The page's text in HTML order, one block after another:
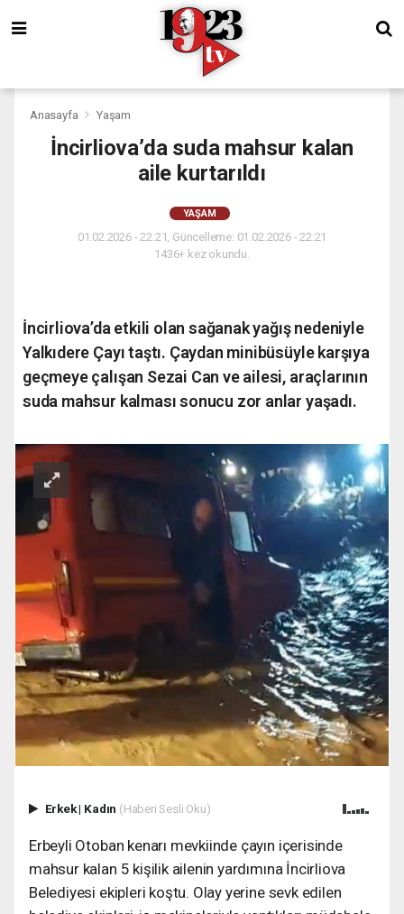
Anasayfa Yaşam
İncirliova’da suda mahsur kalan
aile kurtarıldı
YAŞAM
01.02.2026 - 22:21, Güncelleme: 01.02.2026 - 22:21
1436+ kez okundu.
İncirliova’da etkili olan sağanak yağış nedeniyle
Yalkıdere Çayı taştı. Çaydan minibüsüyle karşıya
geçmeye çalışan Sezai Can ve ailesi, araçlarının
suda mahsur kalması sonucu zor anlar yaşadı.
Erkek| Kadın (Haberi Sesli Oku)
Erbeyli Otoban kenarı mevkiinde çayın içerisinde
mahsur kalan 5 kişilik ailenin yardımına İncirliova
Belediyesi ekipleri koştu. Olay yerine sevk edilen